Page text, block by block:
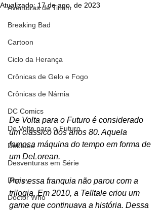
Aventuras de Tintim
Breaking Bad
Cartoon
Ciclo da Herança
Crônicas de Gelo e Fogo
Crônicas de Nárnia
DC Comics
De Volta para o Futuro
Debates
Desventuras em Série
Disney
Doctor Who
Atualizado:17 de ago. de 2023
De Volta para o Futuro é considerado
um clássico dos anos 80. Aquela
famosa máquina do tempo em forma de
um DeLorean.
Pois essa franquia não parou com a
trilogia. Em 2010, a Telltale criou um
game que continuava a história. Dessa